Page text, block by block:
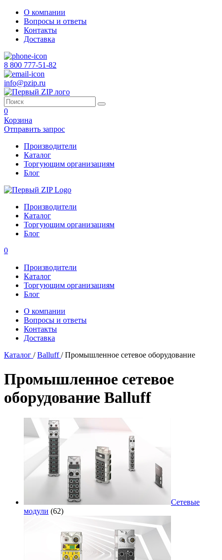
О компании
Вопросы и ответы
Контакты
Доставка
8 800 777-51-82
info@pzip.ru
0
Корзина
Отправить запрос
Производители
Каталог
Торгующим организациям
Блог
Производители
Каталог
Торгующим организациям
Блог
0
Производители
Каталог
Торгующим организациям
Блог
О компании
Вопросы и ответы
Контакты
Доставка
Каталог /Balluff /Промышленное сетевое оборудование
Промышленное сетевое
оборудование Balluff
Сетевые
модули (62)